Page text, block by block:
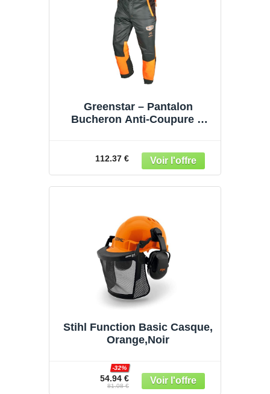
Greenstar – Pantalon
Bucheron Anti-Coupure &
112.37 €
Stihl Function Basic Casque,
Orange,Noir
54.94 €
-32%
81.08 €